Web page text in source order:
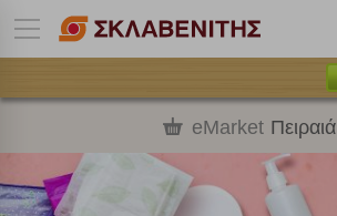
eMarket Πειραιά